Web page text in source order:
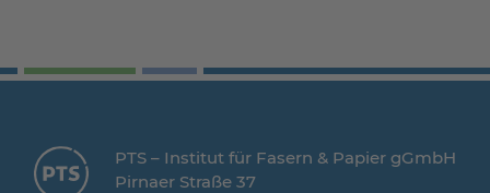
PTS – Institut für Fasern & Papier gGmbH
Pirnaer Straße 37